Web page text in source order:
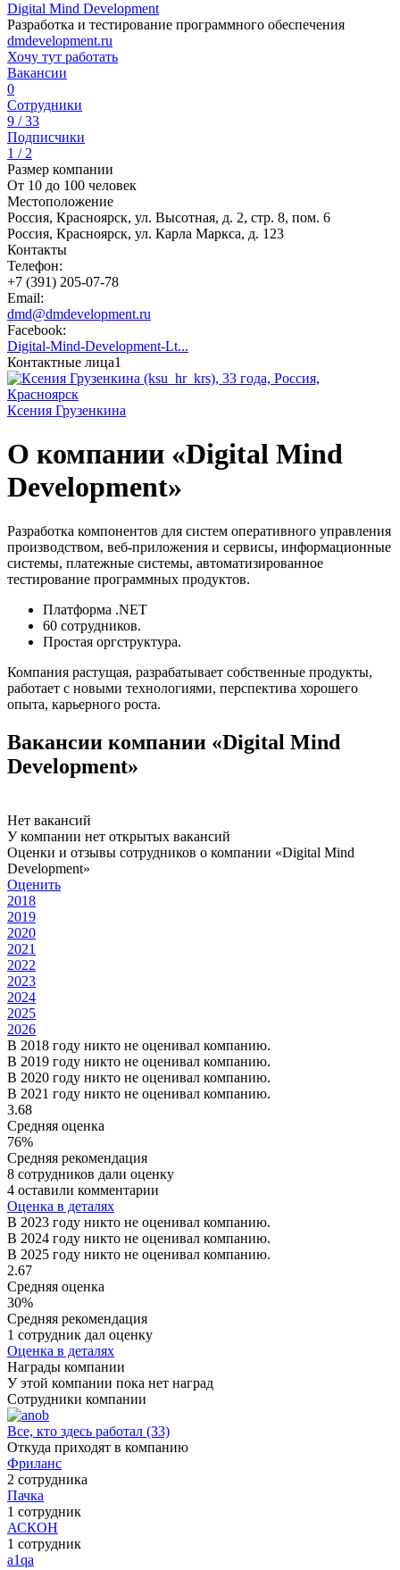
Digital Mind Development
Разработка и тестирование программного обеспечения
dmdevelopment.ru
Хочу тут работать
Вакансии
0
Сотрудники
9 / 33
Подписчики
1 / 2
Размер компании
От 10 до 100 человек
Местоположение
Россия, Красноярск, ул. Высотная, д. 2, стр. 8, пом. 6
Россия, Красноярск, ул. Карла Маркса, д. 123
Контакты
Телефон:
+7 (391) 205-07-78
Email:
dmd@dmdevelopment.ru
Facebook:
Digital-Mind-Development-Lt...
Контактные лица1
Ксения Грузенкина
О компании «Digital Mind
Development»
Разработка компонентов для систем оперативного управления
производством, веб-приложения и сервисы, информационные
системы, платежные системы, автоматизированное
тестирование программных продуктов.
Платформа .NET
60 сотрудников.
Простая оргструктура.
Компания растущая, разрабатывает собственные продукты,
работает с новыми технологиями, перспектива хорошего
опыта, карьерного роста.
Вакансии компании «Digital Mind
Development»
Нет вакансий
У компании нет открытых вакансий
Оценки и отзывы сотрудников о компании «Digital Mind
Development»
Оценить
2018
2019
2020
2021
2022
2023
2024
2025
2026
В 2018 году никто не оценивал компанию.
В 2019 году никто не оценивал компанию.
В 2020 году никто не оценивал компанию.
В 2021 году никто не оценивал компанию.
3.68
Средняя оценка
76%
Средняя рекомендация
8 сотрудников дали оценку
4 оставили комментарии
Оценка в деталях
В 2023 году никто не оценивал компанию.
В 2024 году никто не оценивал компанию.
В 2025 году никто не оценивал компанию.
2.67
Средняя оценка
30%
Средняя рекомендация
1 сотрудник дал оценку
Оценка в деталях
Награды компании
У этой компании пока нет наград
Сотрудники компании
Все, кто здесь работал (33)
Откуда приходят в компанию
Фриланс
2 сотрудника
Пачка
1 сотрудник
АСКОН
1 сотрудник
a1qa